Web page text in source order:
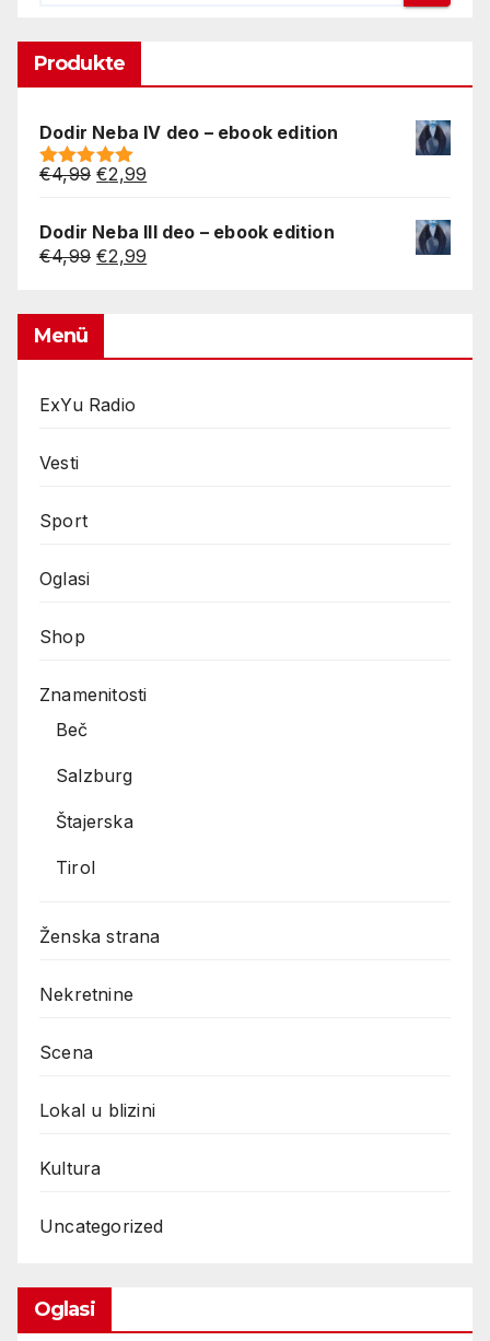
Produkte
Dodir Neba IV deo – ebook edition
Rated5.00
€4,99 Original
was:
€4,99.
€2,99
is:
€2,99.
Dodir Neba III deo – ebook edition
€4,99 Original
€2,99
Menü
ExYu Radio
Vesti
Sport
Oglasi
Shop
Znamenitosti
Beč
Salzburg
Štajerska
Tirol
Ženska strana
Nekretnine
Scena
Lokal u blizini
Kultura
Uncategorized
Oglasi